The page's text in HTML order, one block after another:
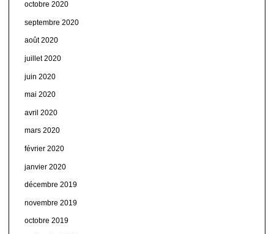
octobre 2020
septembre 2020
août 2020
juillet 2020
juin 2020
mai 2020
avril 2020
mars 2020
février 2020
janvier 2020
décembre 2019
novembre 2019
octobre 2019